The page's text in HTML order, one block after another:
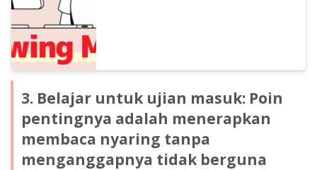
3. Belajar untuk ujian masuk: Poin
pentingnya adalah menerapkan
membaca nyaring tanpa
menganggapnya tidak berguna